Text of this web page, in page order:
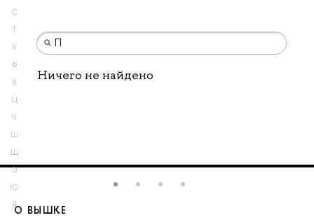
С
Т
У
Ф
Х
Ц
Ч
Ш
Щ
Э
Ю
Я
Ничего не найдено
О ВЫШКЕ